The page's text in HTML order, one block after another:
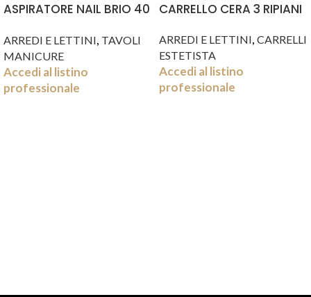
ASPIRATORE NAIL BRIO 40
ARREDI E LETTINI, TAVOLI
MANICURE
Accedi al listino
professionale
CARRELLO CERA 3 RIPIANI
ARREDI E LETTINI, CARRELLI
ESTETISTA
Accedi al listino
professionale